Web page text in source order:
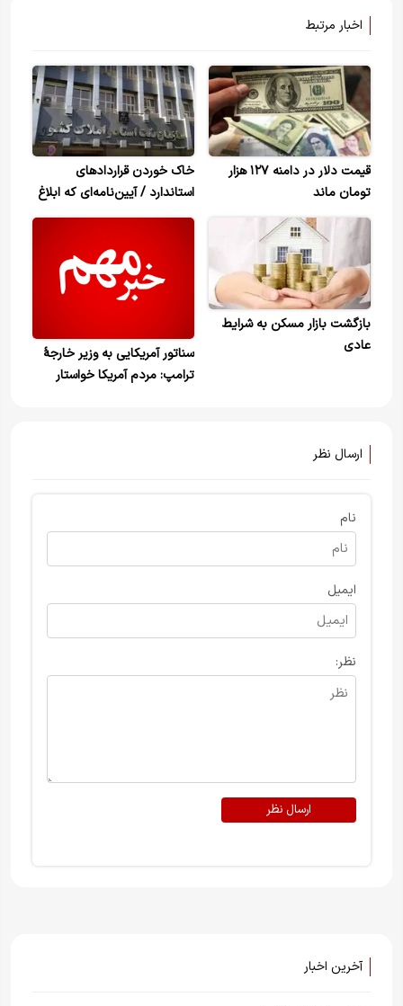
اخبار مرتبط
قیمت دلار در دامنه ۱۲۷ هزار
تومان ماند
خاک خوردن قراردادهای
استاندارد / آیین‌نامه‌ای که ابلاغ
شد، اما اجرا نشد
بازگشت بازار مسکن به شرایط
عادی
سناتور آمریکایی به وزیر خارجهٔ
ترامپ: مردم آمریکا خواستار
ارسال نظر
نام
ایمیل
نظر:
ارسال نظر
آخرین اخبار